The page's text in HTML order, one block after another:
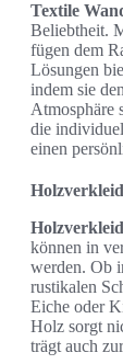
Textile
Beliebtheit.
fügen dem
Lösungen
indem sie
Atmosphäre
die
einen
können in
werden. Ob
rustikalen
Eiche oder
Holz sorgt
trägt auch